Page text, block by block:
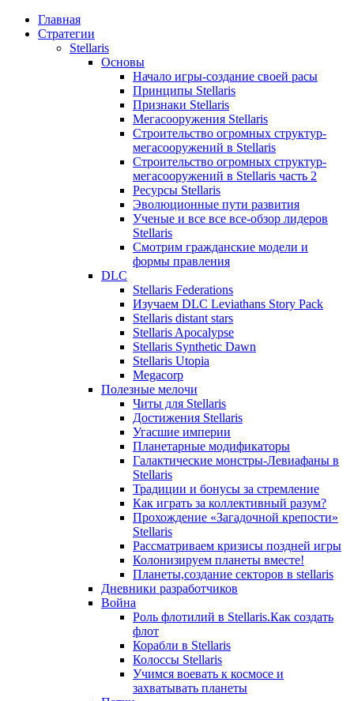
Главная
Стратегии
Stellaris
Основы
Начало игры-создание своей расы
Принципы Stellaris
Признаки Stellaris
Мегасооружения Stellaris
Строительство огромных структур-
мегасооружений в Stellaris
Строительство огромных структур-
мегасооружений в Stellaris часть 2
Ресурсы Stellaris
Эволюционные пути развития
Ученые и все все все-обзор лидеров
Stellaris
Смотрим гражданские модели и
формы правления
DLC
Stellaris Federations
Изучаем DLC Leviathans Story Pack
Stellaris distant stars
Stellaris Apocalypse
Stellaris Synthetic Dawn
Stellaris Utopia
Megacorp
Полезные мелочи
Читы для Stellaris
Достижения Stellaris
Угасшие империи
Планетарные модификаторы
Галактические монстры-Левиафаны в
Stellaris
Традиции и бонусы за стремление
Как играть за коллективный разум?
Прохождение «Загадочной крепости»
Stellaris
Рассматриваем кризисы поздней игры
Колонизируем планеты вместе!
Планеты,создание секторов в stellaris
Дневники разработчиков
Война
Роль флотилий в Stellaris.Как создать
флот
Корабли в Stellaris
Колоссы Stellaris
Учимся воевать к космосе и
захватывать планеты